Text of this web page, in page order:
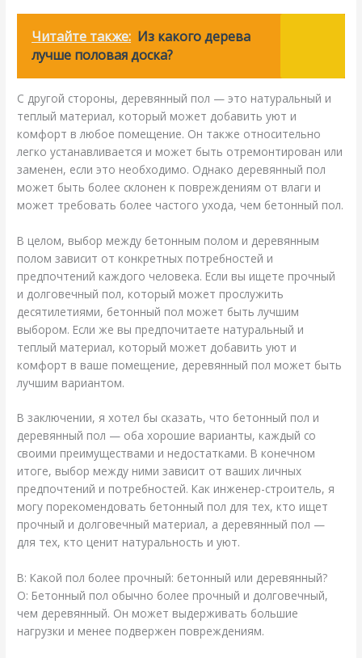
Читайте также: Из какого дерева
лучше половая доска?
С другой стороны, деревянный пол — это натуральный и
теплый материал, который может добавить уют и
комфорт в любое помещение. Он также относительно
легко устанавливается и может быть отремонтирован или
заменен, если это необходимо. Однако деревянный пол
может быть более склонен к повреждениям от влаги и
может требовать более частого ухода, чем бетонный пол.
В целом, выбор между бетонным полом и деревянным
полом зависит от конкретных потребностей и
предпочтений каждого человека. Если вы ищете прочный
и долговечный пол, который может прослужить
десятилетиями, бетонный пол может быть лучшим
выбором. Если же вы предпочитаете натуральный и
теплый материал, который может добавить уют и
комфорт в ваше помещение, деревянный пол может быть
лучшим вариантом.
В заключении, я хотел бы сказать, что бетонный пол и
деревянный пол — оба хорошие варианты, каждый со
своими преимуществами и недостатками. В конечном
итоге, выбор между ними зависит от ваших личных
предпочтений и потребностей. Как инженер-строитель, я
могу порекомендовать бетонный пол для тех, кто ищет
прочный и долговечный материал, а деревянный пол —
для тех, кто ценит натуральность и уют.
В: Какой пол более прочный: бетонный или деревянный?
О: Бетонный пол обычно более прочный и долговечный,
чем деревянный. Он может выдерживать большие
нагрузки и менее подвержен повреждениям.